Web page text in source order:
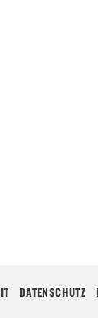
DATENSCHUTZ